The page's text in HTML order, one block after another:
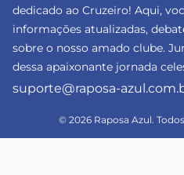
dedicado ao Cruzeiro! Aqui,
informações atualizadas,
sobre o nosso amado clube.
dessa apaixonante jornada
suporte@raposa-
© 2026 Raposa Azul.